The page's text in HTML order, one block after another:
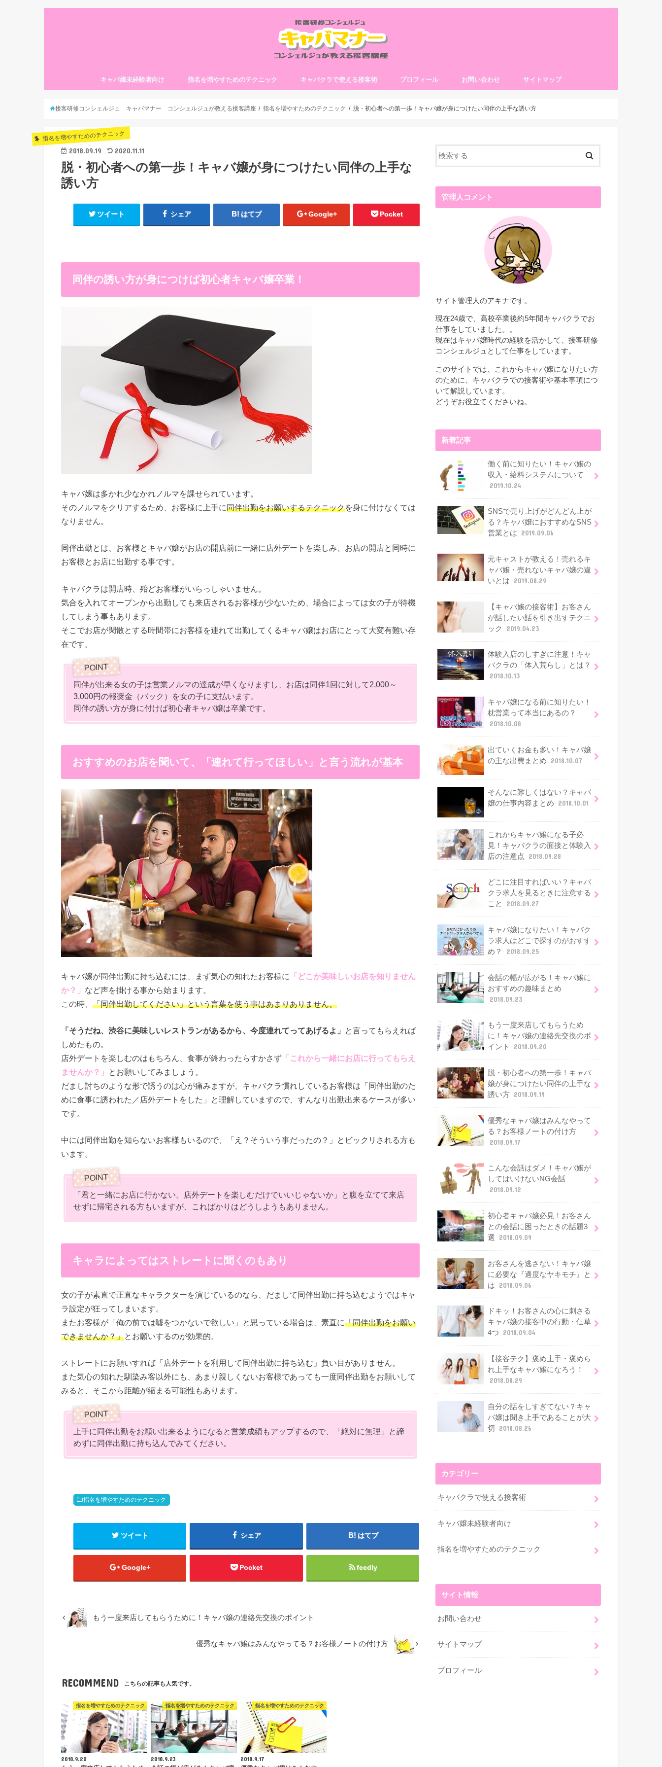
キャバ嬢未経験者向け 指名を増やすためのテクニック キャバクラで使える接客術 プロフィール お問い合わせ サイトマップ
接客研修コンシェルジュ キャバマナー コンシェルジュが教える接客講座 指名を増やすためのテクニック 脱・初心者への第一歩！キャバ嬢が身につけたい同伴の上手な誘い方
指名を増やすためのテクニック
2018.09.19 2020.11.11
脱・初心者への第一歩！キャバ嬢が身につけたい同伴の上手な
誘い方
ツイート シェア はてブ Google+ Pocket
同伴の誘い方が身につけば初心者キャバ嬢卒業！
キャバ嬢は多かれ少なかれノルマを課せられています。
そのノルマをクリアするため、お客様に上手に同伴出勤をお願いするテクニックを身に付けなくては
なりません。
同伴出勤とは、お客様とキャバ嬢がお店の開店前に一緒に店外デートを楽しみ、お店の開店と同時に
お客様とお店に出勤する事です。
キャバクラは開店時、殆どお客様がいらっしゃいません。
気合を入れてオープンから出勤しても来店されるお客様が少ないため、場合によっては女の子が待機
してしまう事もあります。
そこでお店が閑散とする時間帯にお客様を連れて出勤してくるキャバ嬢はお店にとって大変有難い存
在です。
同伴が出来る女の子は営業ノルマの達成が早くなりますし、お店は同伴1回に対して2,000～
3,000円の報奨金（バック）を女の子に支払います。
同伴の誘い方が身に付けば初心者キャバ嬢は卒業です。
おすすめのお店を聞いて、「連れて行ってほしい」と言う流れが基本
キャバ嬢が同伴出勤に持ち込むには、まず気心の知れたお客様に
「どこか美味しいお店を知りません
か？」 など声を掛ける事から始まります。
この時、 「同伴出勤してください」という言葉を使う事はあまりありません。
「そうだね、渋谷に美味しいレストランがあるから、今度連れてってあげるよ」
と言ってもらえれば
しめたもの。
店外デートを楽しむのはもちろん、食事が終わったらすかさず 「これから一緒にお店に行ってもらえ
ませんか？」
とお願いしてみましょう。
だまし討ちのような形で誘うのは心が痛みますが、キャバクラ慣れしているお客様は「同伴出勤のた
めに食事に誘われた／店外デートをした」と理解していますので、すんなり出勤出来るケースが多い
です。
中には同伴出勤を知らないお客様もいるので、「え？そういう事だったの？」とビックリされる方も
います。
「君と一緒にお店に行かない。店外デートを楽しむだけでいいじゃないか」と腹を立てて来店
せずに帰宅される方もいますが、こればかりはどうしようもありません。
キャラによってはストレートに聞くのもあり
女の子が素直で正直なキャラクターを演じているのなら、だまして同伴出勤に持ち込むようではキャ
ラ設定が狂ってしまいます。
またお客様が「俺の前では嘘をつかないで欲しい」と思っている場合は、素直に「同伴出勤をお願い
できませんか？」とお願いするのが効果的。
ストレートにお願いすれば「店外デートを利用して同伴出勤に持ち込む」負い目がありません。
また気心の知れた馴染み客以外にも、あまり親しくないお客様であっても一度同伴出勤をお願いして
みると、そこから距離が縮まる可能性もあります。
上手に同伴出勤をお願い出来るようになると営業成績もアップするので、「絶対に無理」と諦
めずに同伴出勤に持ち込んでみてください。
指名を増やすためのテクニック
ツイート シェア はてブ
Google+ Pocket feedly
もう一度来店してもらうために！キャバ嬢の連絡先交換のポイント
優秀なキャバ嬢はみんなやってる？お客様ノートの付け方
RECOMMEND こちらの記事も人気です。
指名を増やすためのテクニック
2018.9.20
指名を増やすためのテクニック
2018.9.23
指名を増やすためのテクニック
2018.9.17
管理人コメント
サイト管理人のアキナです。
現在24歳で、高校卒業後約5年間キャバクラでお
仕事をしていました。。
現在はキャバ嬢時代の経験を活かして、接客研修
コンシェルジュとして仕事をしています。
このサイトでは、これからキャバ嬢になりたい方
のために、キャバクラでの接客術や基本事項につ
いて解説しています。
どうぞお役立てくださいね。
新着記事
働く前に知りたい！キャバ嬢の
収入・給料システムについて
2019.10.24
SNSで売り上げがどんどん上が
る？キャバ嬢におすすめなSNS
営業とは
2019.09.06
元キャストが教える！売れるキ
ャバ嬢・売れないキャバ嬢の違
いとは
2019.08.29
【キャバ嬢の接客術】お客さん
が話したい話を引き出すテクニ
ック
2019.04.23
体験入店のしすぎに注意！キャ
バクラの「体入荒らし」とは？
2018.10.13
キャバ嬢になる前に知りたい！
枕営業って本当にあるの？
2018.10.08
出ていくお金も多い！キャバ嬢
の主な出費まとめ
2018.10.07
そんなに難しくはない？キャバ
嬢の仕事内容まとめ
2018.10.01
これからキャバ嬢になる子必
見！キャバクラの面接と体験入
店の注意点
2018.09.28
どこに注目すればいい？キャバ
クラ求人を見るときに注意する
こと
2018.09.27
キャバ嬢になりたい！キャバク
ラ求人はどこで探すのがおすす
め？
2018.09.25
会話の幅が広がる！キャバ嬢に
おすすめの趣味まとめ
2018.09.23
もう一度来店してもらうため
に！キャバ嬢の連絡先交換のポ
イント
2018.09.20
脱・初心者への第一歩！キャバ
嬢が身につけたい同伴の上手な
誘い方 2018.09.19
優秀なキャバ嬢はみんなやって
る？お客様ノートの付け方
2018.09.17
こんな会話はダメ！キャバ嬢が
してはいけないNG会話
2018.09.12
初心者キャバ嬢必見！お客さん
との会話に困ったときの話題3
選
2018.09.09
お客さんを逃さない！キャバ嬢
に必要な『適度なヤキモチ』と
は
2018.09.06
ドキッ！お客さんの心に刺さる
キャバ嬢の接客中の行動・仕草
4つ
2018.09.04
【接客テク】褒め上手・褒めら
れ上手なキャバ嬢になろう！
2018.08.29
自分の話をしすぎてない？キャ
バ嬢は聞き上手であることが大
切
2018.08.26
カテゴリー
キャバクラで使える接客術
キャバ嬢未経験者向け
指名を増やすためのテクニック
サイト情報
お問い合わせ
サイトマップ
プロフィール